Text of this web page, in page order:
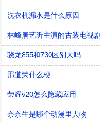
洗衣机漏水是什么原因
林峰唐艺昕主演的古装电视剧
骁龙855和730区别大吗
邢道荣什么梗
荣耀v20怎么隐藏应用
奈奈生是哪个动漫里人物